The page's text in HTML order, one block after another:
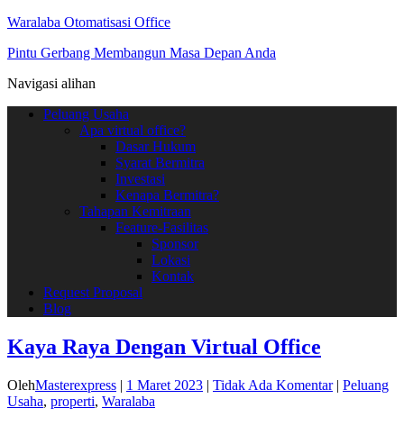
Waralaba Otomatisasi Office
Pintu Gerbang Membangun Masa Depan Anda
Navigasi alihan
Peluang Usaha
Apa virtual office?
Dasar Hukum
Syarat Bermitra
Investasi
Kenapa Bermitra?
Tahapan Kemitraan
Feature-Fasilitas
Sponsor
Lokasi
Kontak
Request Proposal
Blog
Kaya Raya Dengan Virtual Office
OlehMasterexpress | 1 Maret 2023 | Tidak Ada Komentar| Peluang
Usaha, properti, Waralaba